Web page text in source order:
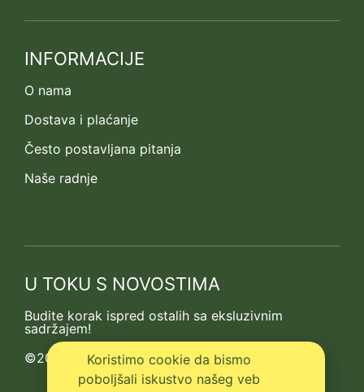
INFORMACIJE
O nama
Dostava i plaćanje
Često postavljana pitanja
Naše radnje
U TOKU S NOVOSTIMA
Budite korak ispred ostalih sa eksluzivnim
sadržajem!
©2013-2026 Kedrova prica
Koristimo cookie da bismo
poboljšali iskustvo našeg veb